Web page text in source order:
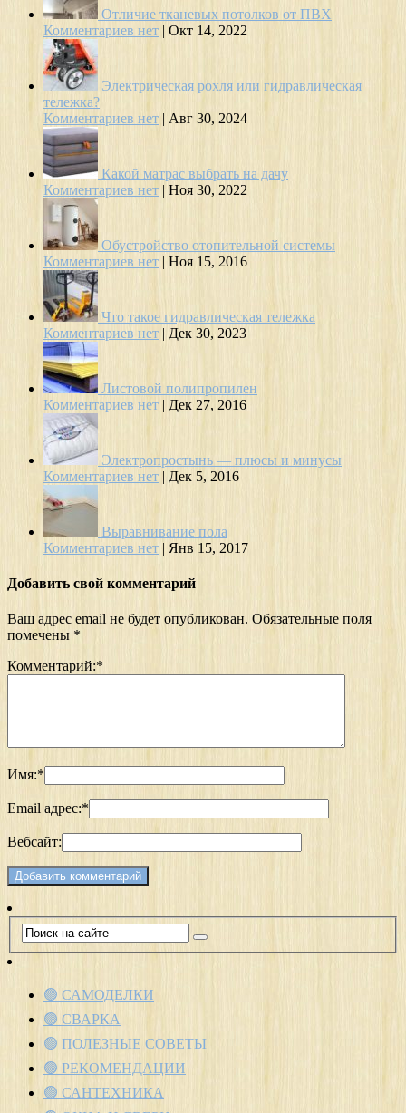
Отличие тканевых потолков от ПВХ
Комментариев нет | Окт 14, 2022
Электрическая рохля или гидравлическая
тележка?
Комментариев нет | Авг 30, 2024
Какой матрас выбрать на дачу
Комментариев нет | Ноя 30, 2022
Обустройство отопительной системы
Комментариев нет | Ноя 15, 2016
Что такое гидравлическая тележка
Комментариев нет | Дек 30, 2023
Листовой полипропилен
Комментариев нет | Дек 27, 2016
Электропростынь — плюсы и минусы
Комментариев нет | Дек 5, 2016
Выравнивание пола
Комментариев нет | Янв 15, 2017
Добавить свой комментарий
Ваш адрес email не будет опубликован. Обязательные поля
помечены *
Комментарий:*
Имя:*
Email адрес:*
Вебсайт:
🟢 САМОДЕЛКИ
🟢 СВАРКА
🟢 ПОЛЕЗНЫЕ СОВЕТЫ
🟢 РЕКОМЕНДАЦИИ
🟢 САНТЕХНИКА